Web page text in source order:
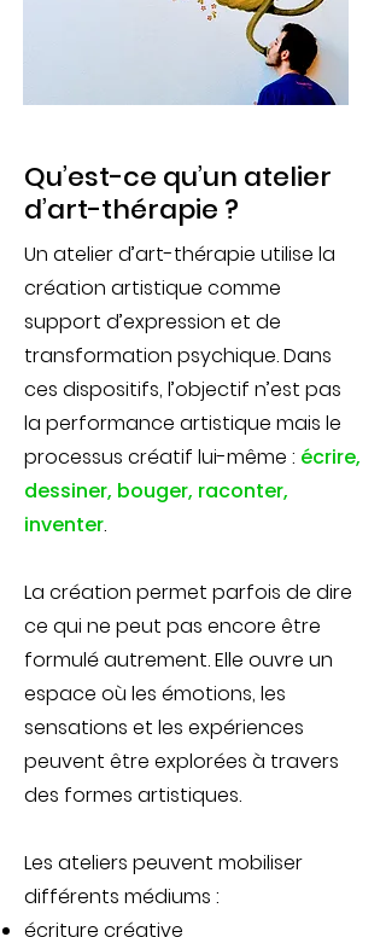
Qu’est-ce qu’un atelier
d’art-thérapie ?
Un atelier d’art-thérapie utilise la
création artistique comme
support d’expression et de
transformation psychique. Dans
ces dispositifs, l’objectif n’est pas
la performance artistique mais le
processus créatif lui-même : écrire,
dessiner, bouger, raconter,
inventer.
La création permet parfois de dire
ce qui ne peut pas encore être
formulé autrement. Elle ouvre un
espace où les émotions, les
sensations et les expériences
peuvent être explorées à travers
des formes artistiques.
Les ateliers peuvent mobiliser
différents médiums :
écriture créative